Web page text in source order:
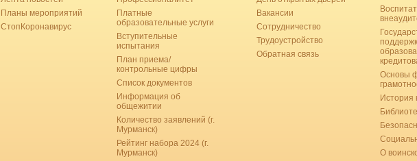
Планы мероприятий
СтопКоронавирус
Платные
образовательные услуги
Вступительные
испытания
План приема/
контрольные цифры
Список документов
Информация об
общежитии
Количество заявлений (г.
Мурманск)
Рейтинг набора 2024 (г.
Мурманск)
Вакансии
Сотрудничество
Трудоустройство
Обратная связь
Основы
История
О